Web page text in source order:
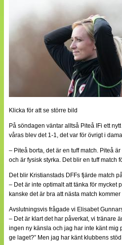
Klicka för att se större bild
På söndagen väntar alltså Piteå IFi ett
våras blev det 1-1, det var för övrigt i
– Piteå borta, det är en tuff match. Piteå
och är fysisk styrka. Det blir en tuff match
Det blir Kristianstads DFFs fjärde match
– Det är inte optimalt att tänka för
kanske det är bra att nästa match
Avslutningsvis frågade vi Elisabet
– Det är klart det har påverkat, vi tränare
ingen ny känsla och jag har inte känt mig
ge laget?” Men jag har känt klubbens